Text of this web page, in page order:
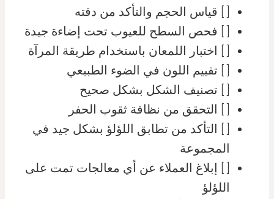
[ ] قياس الحجم والتأكد من دقته
[ ] فحص السطح للعيوب تحت إضاءة جيدة
[ ] اختبار اللمعان باستخدام طريقة المرآة
[ ] تقييم اللون في الضوء الطبيعي
[ ] تصنيف الشكل بشكل صحيح
[ ] التحقق من نظافة ثقوب الحفر
[ ] التأكد من تطابق اللؤلؤ بشكل جيد في
المجموعة
[ ] إبلاغ العملاء عن أي معالجات تمت على
اللؤلؤ